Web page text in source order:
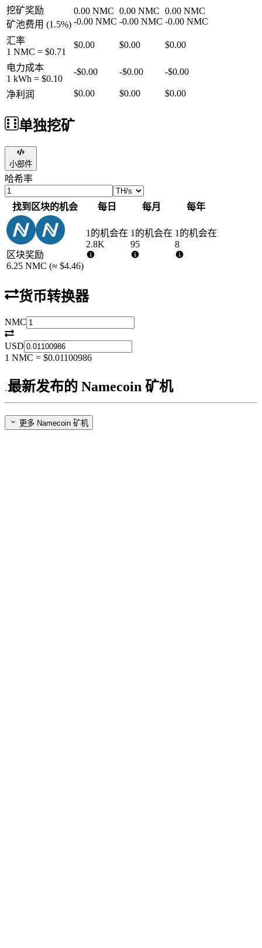
挖矿奖励
矿池费用 (1.5%)
0.00 NMC
-0.00 NMC
0.00 NMC
-0.00 NMC
0.00 NMC
-0.00 NMC
汇率
1 NMC = $0.71
$0.00 $0.00 $0.00
电力成本
1 kWh = $0.10
-$0.00 -$0.00 -$0.00
净利润 $0.00 $0.00 $0.00
单独挖矿
小部件
哈希率
找到区块的机会 每日 每月 每年
区块奖励
6.25 NMC (≈ $4.46)
1的机会在
2.8K
1的机会在
95
1的机会在
8
货币转换器
NMC
USD
1 NMC = $0.01100986
最新发布的 Namecoin 矿机
更多 Namecoin 矿机